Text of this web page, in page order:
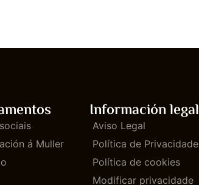
á Muller
Información legal
Aviso Legal
Política de Privacidade
Política de cookies
Modificar privacidade